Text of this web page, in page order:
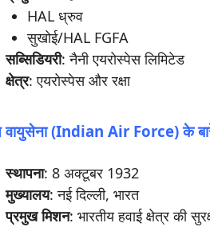
HAL ध्रुव
सुखोई/HAL FGFA
सब्सिडियरी: नैनी एयरोस्पेस लिमिटेड
क्षेत्र: एयरोस्पेस और रक्षा
वायुसेना (Indian Air Force)के
स्थापना: 8 अक्टूबर 1932
मुख्यालय: नई दिल्ली, भारत
प्रमुखमिशन: भारतीय हवाई क्षेत्र की